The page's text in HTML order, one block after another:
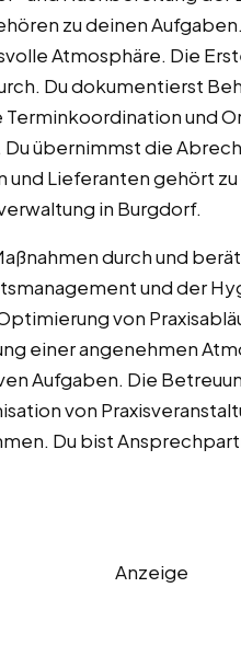
zu deinen
Atmosphäre. Die
Du dokumentierst
und
übernimmst die
und Lieferanten gehört
in Burgdorf.
durch und
und der
von
einer angenehmen
Aufgaben. Die
von
Du bist
Anzeige